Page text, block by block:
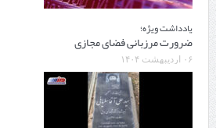
یادداشت ویژه؛
ضرورت مرزبانی فضای مجازی
۰۶ اردیبهشت ۱۴۰۴